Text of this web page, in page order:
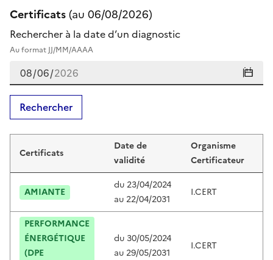
Certificats(au 06/08/2026)
Rechercher à la date d’un diagnostic
Au format JJ/MM/AAAA
Rechercher
Certificats de benjamin fontaine
Certificats
Date de
validité
Organisme
Certificateur
AMIANTE
du 23/04/2024
au 22/04/2031
I.CERT
PERFORMANCE
ÉNERGÉTIQUE
(DPE
du 30/05/2024
au 29/05/2031
I.CERT